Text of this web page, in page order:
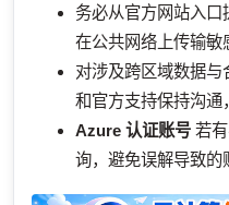
务必从官方网站入口
在公共网络上传输敏
对涉及跨区域数据与
和官方支持保持沟通
Azure 认证账号 若
询，避免误解导致的